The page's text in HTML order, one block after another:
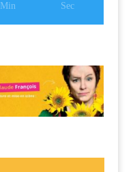
Min Sec